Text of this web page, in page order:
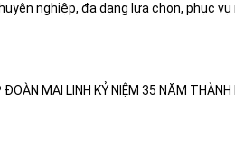
nghiệp, đa dạng lựa chọn, phục
ĐOÀN MAI LINH KỶ NIỆM 35 NĂM